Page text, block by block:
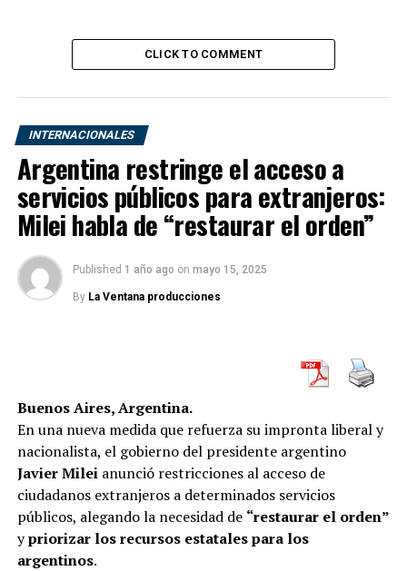
en la provincia de San Cristóbal, en el suroeste de Santo
Domingo.
RELATED TOPICS: HURACAN
UP NEXT
Evo Morales presenta equipo jurídico
Trump usará toda su fuerza militar para el festejo del 4
de Julio
CLICK TO COMMENT
INTERNACIONALES
Argentina restringe el acceso a
servicios públicos para extranjeros:
Milei habla de “restaurar el orden”
Published 1 año ago on mayo 15, 2025
By La Ventana producciones
Buenos Aires, Argentina.
En una nueva medida que refuerza su impronta liberal y
nacionalista, el gobierno del presidente argentino
Javier Mileianunció restricciones al acceso de
ciudadanos extranjeros a determinados servicios
públicos, alegando la necesidad de “restaurar el orden”
ypriorizar los recursos estatales para los
argentinos.